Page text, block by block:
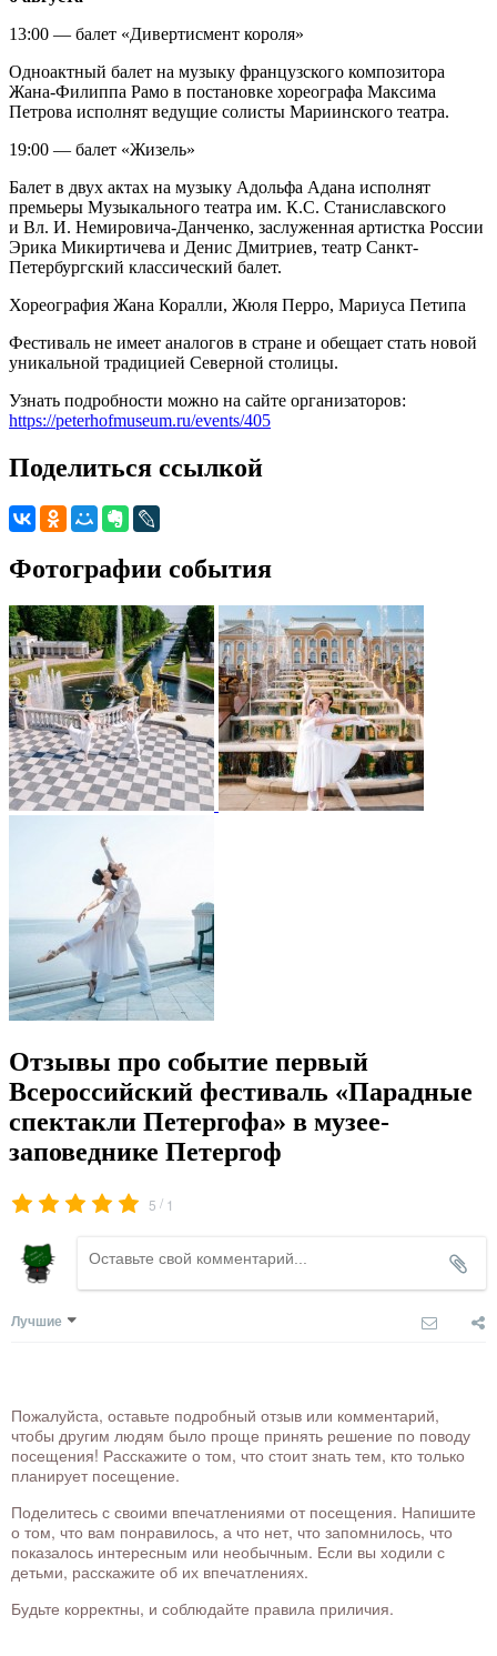
13:00 — балет «Дивертисмент короля»
Одноактный балет на музыку французского композитора
Жана-Филиппа Рамо в постановке хореографа Максима
Петрова исполнят ведущие солисты Мариинского театра.
19:00 — балет «Жизель»
Балет в двух актах на музыку Адольфа Адана исполнят
премьеры Музыкального театра им. К.С. Станиславского
и Вл. И. Немировича-Данченко, заслуженная артистка России
Эрика Микиртичева и Денис Дмитриев, театр Санкт-
Петербургский классический балет.
Хореография Жана Коралли, Жюля Перро, Мариуса Петипа
Фестиваль не имеет аналогов в стране и обещает стать новой
уникальной традицией Северной столицы.
Узнать подробности можно на сайте организаторов:
https://peterhofmuseum.ru/events/405
Поделиться ссылкой
Фотографии события
Отзывы про событие первый
Всероссийский фестиваль «Парадные
спектакли Петергофа» в музее-
заповеднике Петергоф
5 / 1
Лучшие
Пожалуйста, оставьте подробный отзыв или комментарий,
чтобы другим людям было проще принять решение по поводу
посещения! Расскажите о том, что стоит знать тем, кто только
планирует посещение.
Поделитесь с своими впечатлениями от посещения. Напишите
о том, что вам понравилось, а что нет, что запомнилось, что
показалось интересным или необычным. Если вы ходили с
детьми, расскажите об их впечатлениях.
Будьте корректны, и соблюдайте правила приличия.